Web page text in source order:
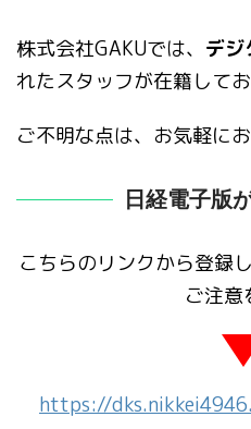
株式会社GAKUでは、 デジ
れたスタッフが在籍してお
ご不明な点は、お気軽に
日経電子版
こちらのリンクから登録
ご注意
https://